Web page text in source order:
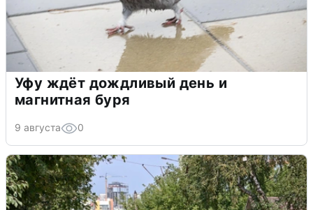
Уфу ждёт дождливый день и
магнитная буря
9 августа 0